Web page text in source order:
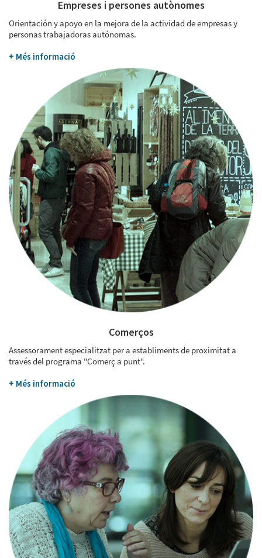
Empreses i persones autònomes
Orientación y apoyo en la mejora de la actividad de empresas y
personas trabajadoras autónomas.
+ Més informació
Comerços
Assessorament especialitzat per a establiments de proximitat a
través del programa "Comerç a punt".
+ Més informació